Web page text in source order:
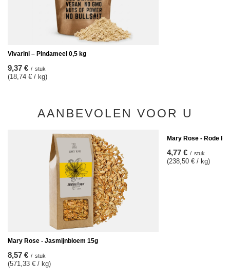
Vivarini – Pindameel 0,5 kg
9,37 € / stuk
(18,74 € / kg)
AANBEVOLEN VOOR U
Mary Rose - Jasmijnbloem 15g
8,57 € / stuk
(571,33 € / kg)
Mary Rose - Rode
4,77 € / stuk
(238,50 € / kg)